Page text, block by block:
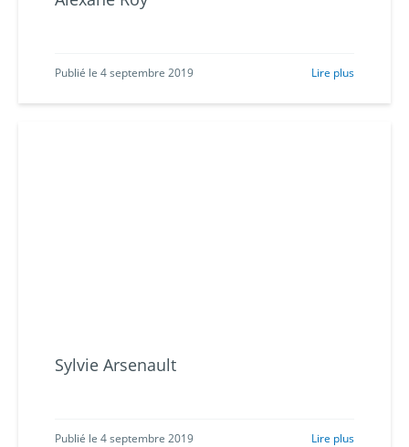
Publié le 4 septembre 2019 Lire plus
Sylvie Arsenault
Publié le 4 septembre 2019 Lire plus